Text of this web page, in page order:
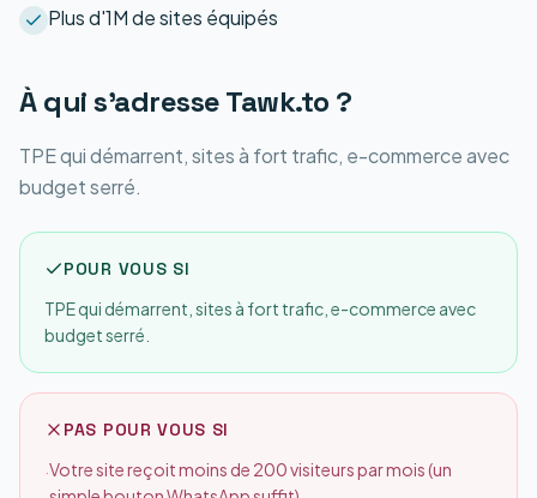
Plus d'1M de sites équipés
À qui s'adresseTawk.to ?
TPE qui démarrent, sites à fort trafic, e-commerce avec
budget serré.
POUR VOUS SI
TPE qui démarrent, sites à fort trafic, e-commerce avec
budget serré.
PAS POUR VOUS SI
·Votre site reçoit moins de 200 visiteurs par mois (un